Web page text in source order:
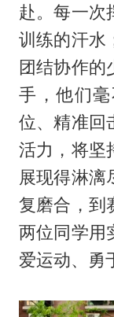
赴。每一次
训练的汗水
团结协作的
手，他们
位、精准回
活力，将坚
展现得淋漓
复磨合，到
两位同学用
爱运动、勇